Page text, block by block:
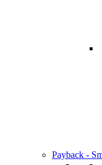
Payback -